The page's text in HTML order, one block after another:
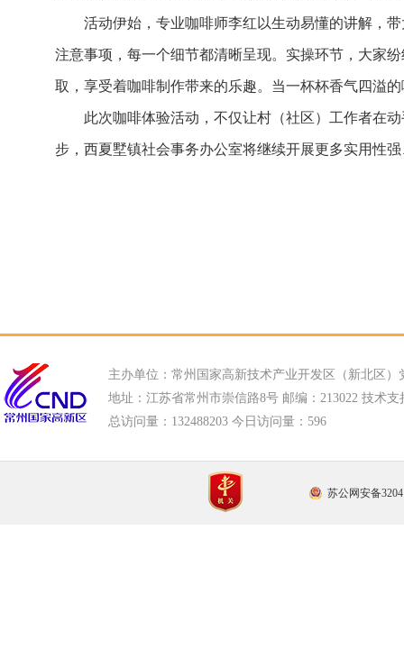
活动伊始，专业咖啡师李红以生动易懂的讲解，
注意事项，每一个细节都清晰呈现。实操环节，大家
取，享受着咖啡制作带来的乐趣。当一杯杯香气四溢
此次咖啡体验活动，不仅让村（社区）工作者在
步，西夏墅镇社会事务办公室将继续开展更多实用性
主办单位：常州国家高新技术产业开发区（新北区）
地址：江苏省常州市崇信路8号 邮编：213022 技术支
总访问量： 132488203 今日访问量： 596
苏公网安备